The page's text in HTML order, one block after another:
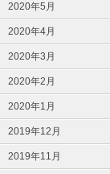
2020年5月
2020年4月
2020年3月
2020年2月
2020年1月
2019年12月
2019年11月